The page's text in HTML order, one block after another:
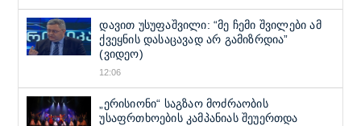
დავით უსუფაშვილი: “მე ჩემი შვილები ამ
ქვეყნის დასაცავად არ გამიზრდია”
(ვიდეო)
12:06
„ერისიონი“ საგზაო მოძრაობის
უსაფრთხოების კამპანიას შეუერთდა